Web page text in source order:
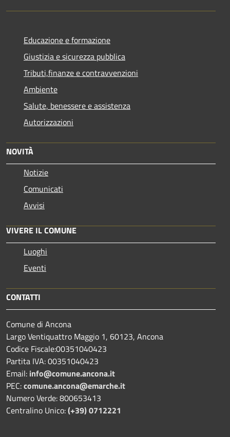
Educazione e formazione
Giustizia e sicurezza pubblica
Tributi,finanze e contravvenzioni
Ambiente
Salute, benessere e assistenza
Autorizzazioni
NOVITÀ
Notizie
Comunicati
Avvisi
VIVERE IL COMUNE
Luoghi
Eventi
CONTATTI
Comune di Ancona
Largo Ventiquattro Maggio 1, 60123, Ancona
Codice Fiscale:00351040423
Partita IVA: 00351040423
Email: info@comune.ancona.it
PEC:comune.ancona@emarche.it
Numero Verde: 800653413
Centralino Unico:(+39) 0712221